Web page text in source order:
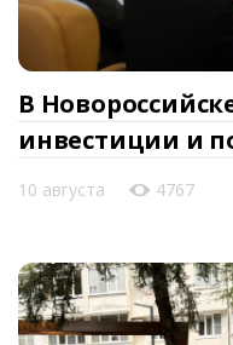
В
инвестиции и
10 августа 4767